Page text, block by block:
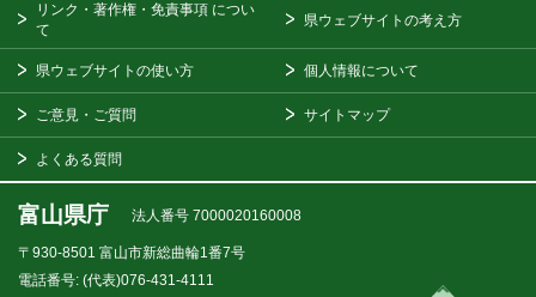
リンク・著作権・免責事項 につい
て
県ウェブサイトの考え方
県ウェブサイトの使い方 個人情報について
ご意見・ご質問 サイトマップ
よくある質問
富山県庁 法人番号 7000020160008
〒930-8501 富山市新総曲輪1番7号
電話番号: (代表)076-431-4111